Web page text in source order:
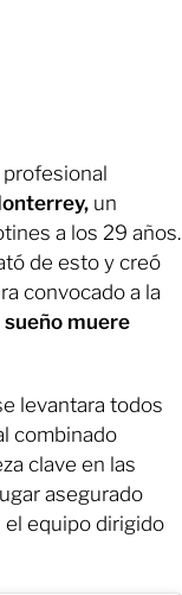
un
a los 29 años.
de esto y creó
convocado a la
sueño muere
levantara todos
combinado
clave en las
asegurado
el equipo dirigido